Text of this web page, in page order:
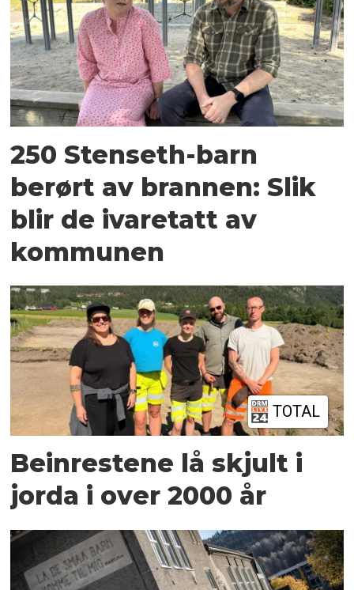
250 Stenseth-barn
berørt av brannen: Slik
blir de ivaretatt av
kommunen
TOTAL
Beinrestene lå skjult i
jorda i over 2000 år